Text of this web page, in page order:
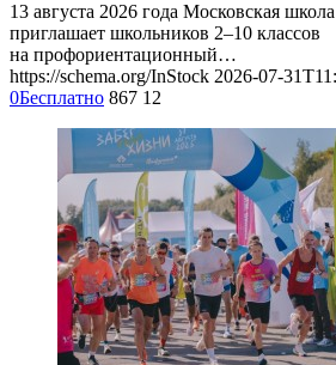
13 августа 2026 года Московская
приглашает школьников 2–10 классов
на профориентационный…
https://schema.org/InStock 2026-07-
0Бесплатно 867 12